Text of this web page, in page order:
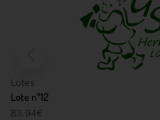
Lotes
Lote nº12
83.94€